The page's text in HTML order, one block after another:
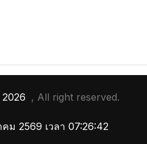
2026 , All right reserved.
ม 2569 เวลา 07:26:42